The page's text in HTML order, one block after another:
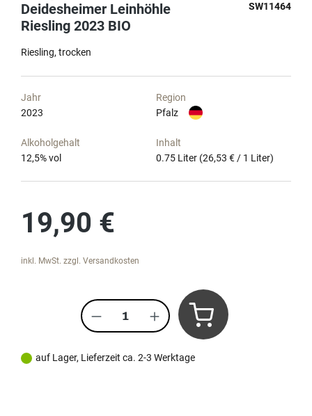
Deidesheimer Leinhöhle
Riesling 2023 BIO
SW11464
Riesling trocken
Jahr
2023
Region
Pfalz
Alkoholgehalt
12,5% vol
Inhalt
0.75 Liter (26,53 € / 1 Liter)
19,90 €
inkl. MwSt. zzgl. Versandkosten
Produkt Anzahl: Gib den
auf Lager, Lieferzeit ca. 2-3 Werktage